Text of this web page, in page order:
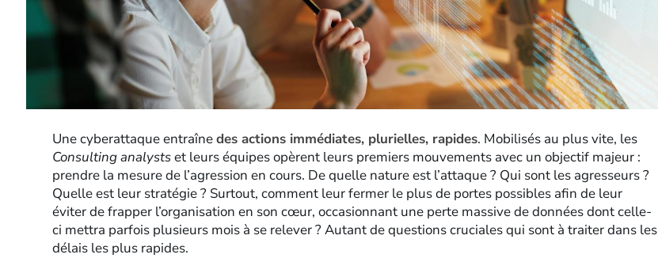
Une cyberattaque entraînedes actions immédiates, plurielles, rapides. Mobilisés au plus vite, les
Consulting analystset leurs équipes opèrent leurs premiers mouvements avec un objectif majeur :
prendre la mesure de l’agression en cours. De quelle nature est l’attaque ? Qui sont les agresseurs ?
Quelle est leur stratégie ? Surtout, comment leur fermer le plus de portes possibles afin de leur
éviter de frapper l’organisation en son cœur, occasionnant une perte massive de données dont celle-
ci mettra parfois plusieurs mois à se relever ? Autant de questions cruciales qui sont à traiter dans les
délais les plus rapides.